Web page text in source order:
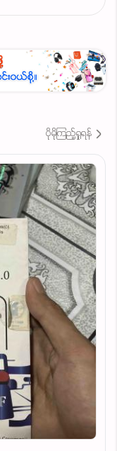
ပိုမိုကြည့်ရှုရန်